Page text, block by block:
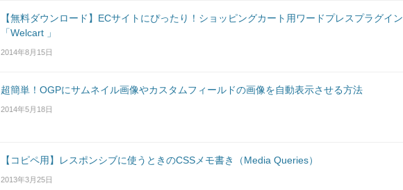
【無料ダウンロード】ECサイトにぴったり！ショッピングカート用ワードプレスプラグイン
「Welcart 」
2014年8月15日
超簡単！OGPにサムネイル画像やカスタムフィールドの画像を自動表示させる方法
2014年5月18日
【コピペ用】レスポンシブに使うときのCSSメモ書き（Media Queries）
2013年3月25日